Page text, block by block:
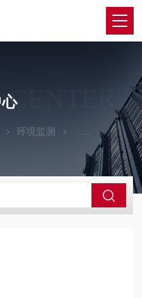
CENTER
环境监测 风速仪/风量计/